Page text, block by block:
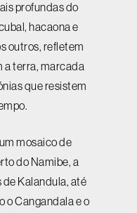
profundas do
hacaona e
outros, refletem
a terra, marcada
que resistem
mosaico de
do Namibe, a
de Kalandula, até
o Cangandala e o